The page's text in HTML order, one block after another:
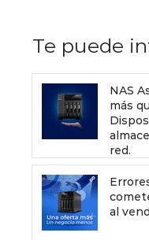
Te puede
NAS
más
red.
al